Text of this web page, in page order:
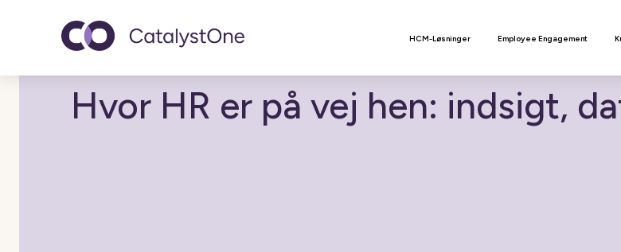
Toggle navigation HCM-Løsninger Employee Engagement
Hvor HR er på vej hen: indsigt,